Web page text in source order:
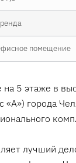
помещение
5 этаже в
«А») города
лучший